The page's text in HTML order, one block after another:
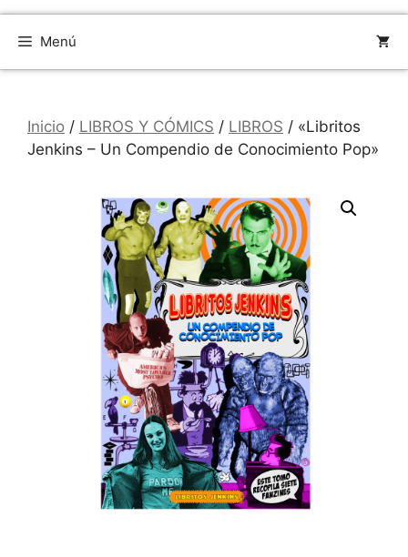
Menú
Inicio / LIBROS Y CÓMICS / LIBROS / «Libritos
Jenkins – Un Compendio de Conocimiento Pop»